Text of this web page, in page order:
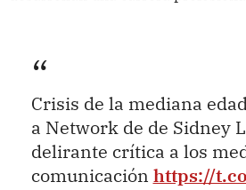
Crisis de la mediana
a Network de de Sidney
delirante crítica a los
comunicación https://